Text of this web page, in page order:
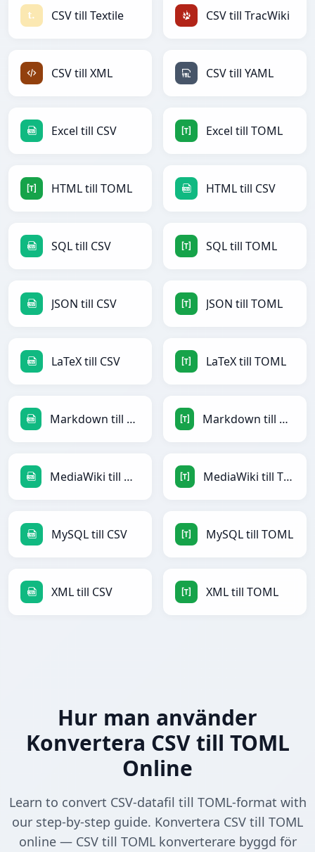
CSV till Textile CSV till TracWiki
CSV till XML CSV till YAML
Excel till CSV Excel till TOML
HTML till TOML HTML till CSV
SQL till CSV SQL till TOML
JSON till CSV JSON till TOML
LaTeX till CSV LaTeX till TOML
Markdown till CSV Markdown till TOML
MediaWiki till CSV MediaWiki till TOML
MySQL till CSV MySQL till TOML
XML till CSV XML till TOML
Hur man använder
Konvertera CSV till TOML
Online
Learn to convert CSV-datafil till TOML-format with
our step-by-step guide. Konvertera CSV till TOML
online — CSV till TOML konverterare byggd för